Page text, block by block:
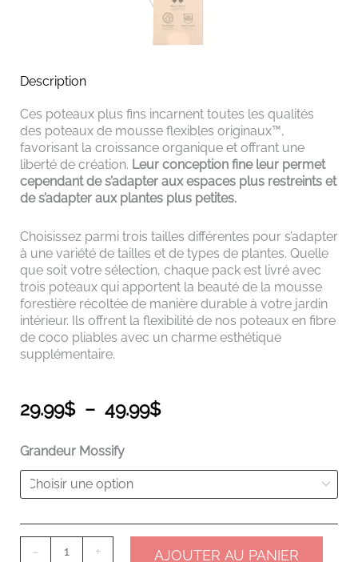
Description
Ces poteaux plus fins incarnent toutes les qualités
des poteaux de mousse flexibles originaux™,
favorisant la croissance organique et offrant une
liberté de création. Leur conception fine leur permet
cependant de s’adapter aux espaces plus restreints et
de s’adapter aux plantes plus petites.
Choisissez parmi trois tailles différentes pour s’adapter
à une variété de tailles et de types de plantes. Quelle
que soit votre sélection, chaque pack est livré avec
trois poteaux qui apportent la beauté de la mousse
forestière récoltée de manière durable à votre jardin
intérieur. Ils offrent la flexibilité de nos poteaux en fibre
de coco pliables avec un charme esthétique
supplémentaire.
29.99$ – 49.99$Plage
à
Grandeur Mossify
-
quantité
Paquet
de
+ AJOUTER AU PANIER